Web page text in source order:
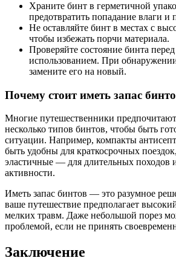
Храните бинт в герметичной
предотвратить попадание влаги и
Не оставляйте бинт в местах с
чтобы избежать порчи материала.
Проверяйте состояние бинта
использованием. При
замените его на новый.
Почему стоит иметь запас
Многие путешественники
несколько типов бинтов, чтобы быть
ситуации. Например, компакты
быть удобны для краткосрочных
эластичные — для длительных походов
активности.
Иметь запас бинтов — это разумное
ваше путешествие предполагает
мелких травм. Даже небольшой порез
проблемой, если не принять
Заключение